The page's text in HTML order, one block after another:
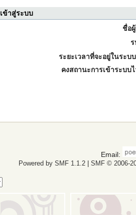
เข้าสู่ระบบ
ชื่อ
ระยะเวลาที่จะอยู่ในระบ
คงสถานะการเข้าระบบ
Email:
Powered by SMF 1.1.2| SMF © 2006-